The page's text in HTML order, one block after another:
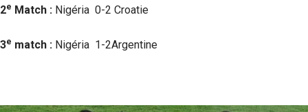
2e Match : Nigéria 0-2 Croatie
3e match : Nigéria 1-2Argentine